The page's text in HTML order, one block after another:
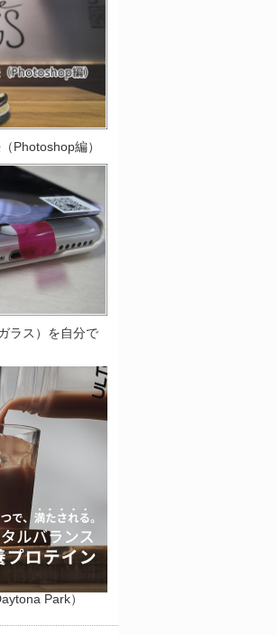
Photoshop編）
ラス）を自分で